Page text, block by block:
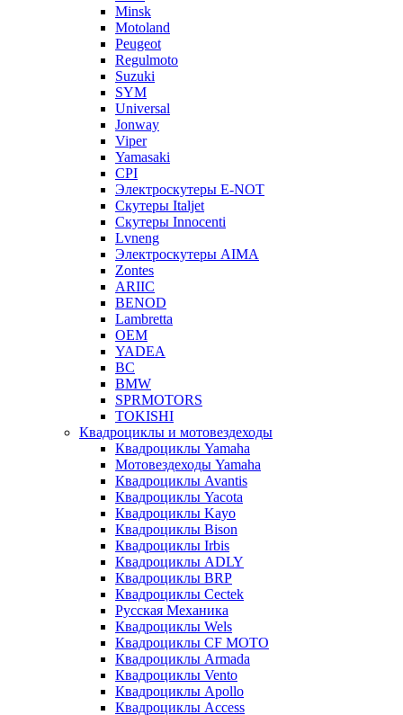
Minsk
Motoland
Peugeot
Regulmoto
Suzuki
SYM
Universal
Jonway
Viper
Yamasaki
CPI
Электроскутеры E-NOT
Скутеры Italjet
Скутеры Innocenti
Lvneng
Электроскутеры AIMA
Zontes
ARIIC
BENOD
Lambretta
OEM
YADEA
BC
BMW
SPRMOTORS
TOKISHI
Квадроциклы и мотовездеходы
Квадроциклы Yamaha
Мотовездеходы Yamaha
Квадроциклы Avantis
Квадроциклы Yacota
Квадроциклы Kayo
Квадроциклы Bison
Квадроциклы Irbis
Квадроциклы ADLY
Квадроциклы BRP
Квадроциклы Cectek
Русская Механика
Квадроциклы Wels
Квадроциклы CF MOTO
Квадроциклы Armada
Квадроциклы Vento
Квадроциклы Apollo
Квадроциклы Access